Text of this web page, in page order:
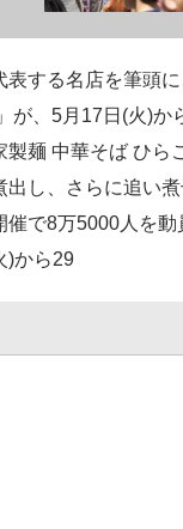
表する名店を筆頭
が、5月17日(火)
製麺 中華そば ひら
出し、さらに追い
催で8万5000人を
)から29